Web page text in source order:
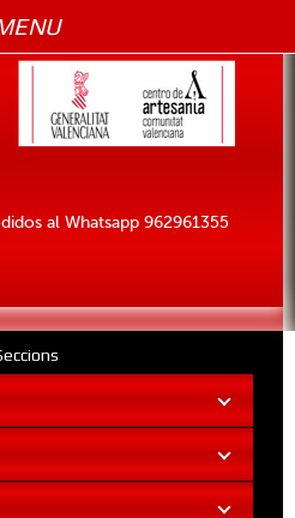
al Whatsapp 962961355